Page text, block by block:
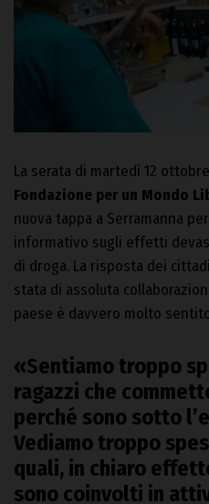
La serata di martedì 12
Fondazione per un Mondo
nuova tappa a Serramanna
informativo sugli effetti
di droga. La risposta dei
stata di assoluta
paese è davvero molto
«Sentiamo troppo
ragazzi che
perché sono sotto
Vediamo troppo
quali, in chiaro
sono coinvolti in